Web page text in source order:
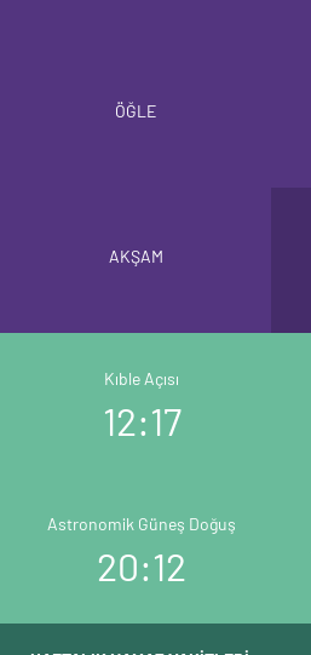
ÖĞLE
AKŞAM
Kıble Açısı
12:17
Astronomik Güneş Doğuş
20:12